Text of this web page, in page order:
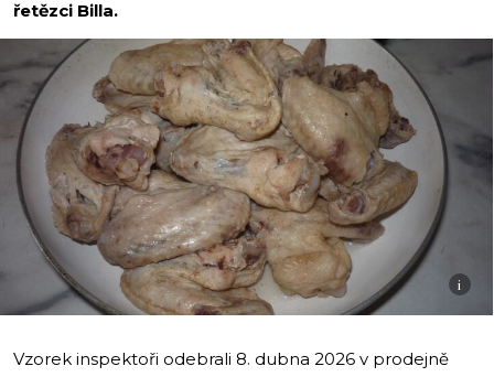
řetězci Billa.
i
Vzorek inspektoři odebrali 8. dubna 2026 v prodejně